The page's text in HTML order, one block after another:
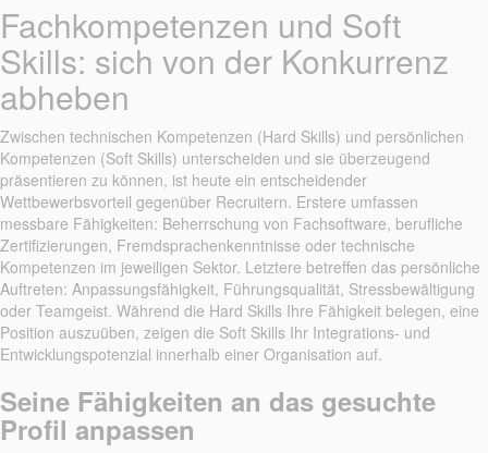
Fachkompetenzen und Soft
Skills: sich von der Konkurrenz
abheben
Zwischen technischen Kompetenzen (Hard Skills) und persönlichen
Kompetenzen (Soft Skills) unterscheiden und sie überzeugend
präsentieren zu können, ist heute ein entscheidender
Wettbewerbsvorteil gegenüber Recruitern. Erstere umfassen
messbare Fähigkeiten: Beherrschung von Fachsoftware, berufliche
Zertifizierungen, Fremdsprachenkenntnisse oder technische
Kompetenzen im jeweiligen Sektor. Letztere betreffen das persönliche
Auftreten: Anpassungsfähigkeit, Führungsqualität, Stressbewältigung
oder Teamgeist. Während die Hard Skills Ihre Fähigkeit belegen, eine
Position auszuüben, zeigen die Soft Skills Ihr Integrations- und
Entwicklungspotenzial innerhalb einer Organisation auf.
Seine Fähigkeiten an das gesuchte
Profil anpassen